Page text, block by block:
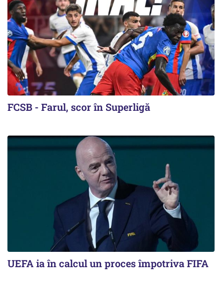
FCSB - Farul, scor în Superligă
UEFA ia în calcul un proces împotriva FIFA